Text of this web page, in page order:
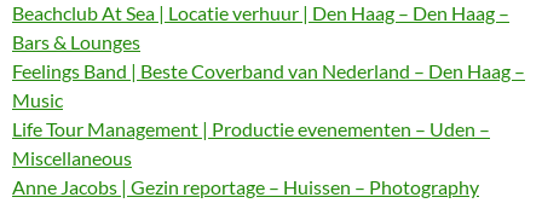
Beachclub At Sea | Locatie verhuur | Den Haag – Den Haag –
Bars & Lounges
Feelings Band | Beste Coverband van Nederland – Den Haag –
Music
Life Tour Management | Productie evenementen – Uden –
Miscellaneous
Anne Jacobs | Gezin reportage – Huissen – Photography